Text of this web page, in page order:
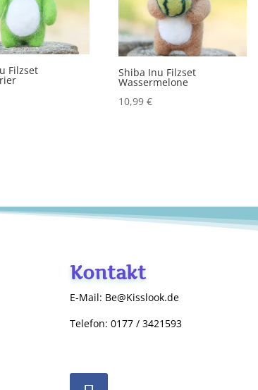
Filzset
Shiba Inu Filzset
Wassermelone
10,99 €
Kontakt
E-Mail: Be@Kisslook.de
Telefon: 0177 / 3421593